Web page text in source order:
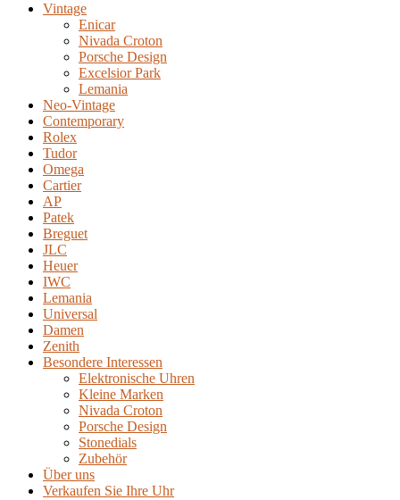
Vintage
Enicar
Nivada Croton
Porsche Design
Excelsior Park
Lemania
Neo-Vintage
Contemporary
Rolex
Tudor
Omega
Cartier
AP
Patek
Breguet
JLC
Heuer
IWC
Lemania
Universal
Damen
Zenith
Besondere Interessen
Elektronische Uhren
Kleine Marken
Nivada Croton
Porsche Design
Stonedials
Zubehör
Über uns
Verkaufen Sie Ihre Uhr